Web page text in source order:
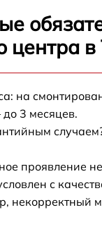
центра в
на
3 месяцев.
проявление
с
некорректный